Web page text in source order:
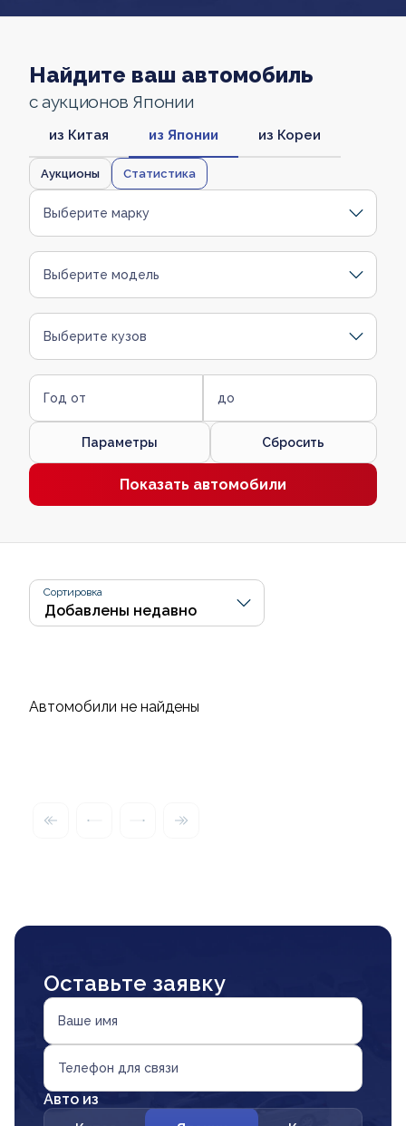
Найдите ваш автомобиль
с аукционов Японии
из Китая из Японии из Кореи
Аукционы Статистика
Выберите марку
Выберите модель
Выберите кузов
Год от до
Параметры Сбросить
Показать автомобили
Сортировка
Автомобили не найдены
Оставьте заявку
Ваше имя
Телефон для связи
Авто из